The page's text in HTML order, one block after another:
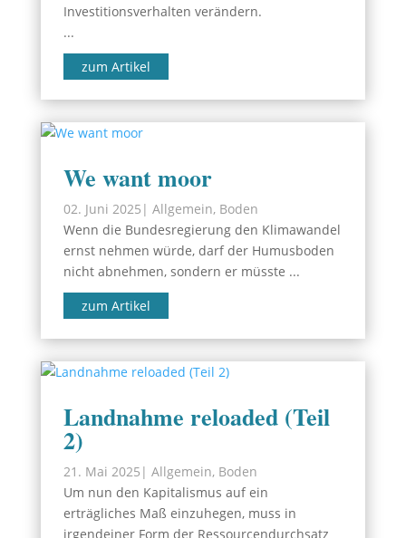
Investitionsverhalten verändern.
...
zum Artikel
We want moor
02. Juni 2025 | Allgemein, Boden
Wenn die Bundesregierung den Klimawandel
ernst nehmen würde, darf der Humusboden
nicht abnehmen, sondern er müsste ...
zum Artikel
Landnahme reloaded (Teil
2)
21. Mai 2025 | Allgemein, Boden
Um nun den Kapitalismus auf ein
erträgliches Maß einzuhegen, muss in
irgendeiner Form der Ressourcendurchsatz